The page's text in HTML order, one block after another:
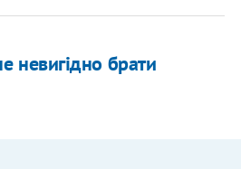
невигідно брати